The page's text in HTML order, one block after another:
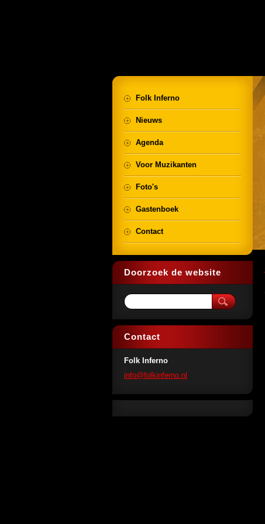
Folk Inferno
Nieuws
Agenda
Voor Muzikanten
Foto's
Gastenboek
Contact
Doorzoek de website
Contact
Folk Inferno
info@fol kinferno.nl